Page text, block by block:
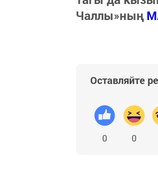
Чаллы»ның
Оставляйте
0 0